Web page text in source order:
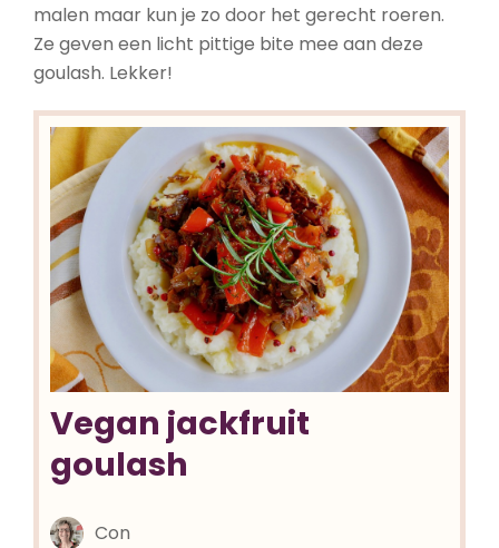
malen maar kun je zo door het gerecht roeren.
Ze geven een licht pittige bite mee aan deze
goulash. Lekker!
Vegan jackfruit
goulash
Con